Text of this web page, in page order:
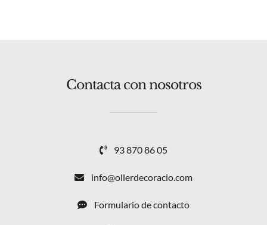
Contacta con nosotros
93 870 86 05
info@ollerdecoracio.com
Formulario de contacto